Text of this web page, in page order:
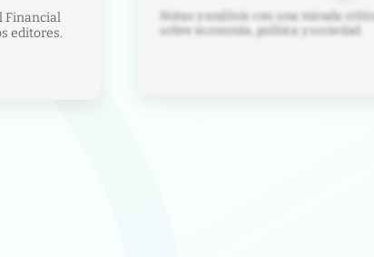
crítica
Te ayudamos a salir del laberinto fiscal
de la mano de análisis de expertos y
capacitaciones.